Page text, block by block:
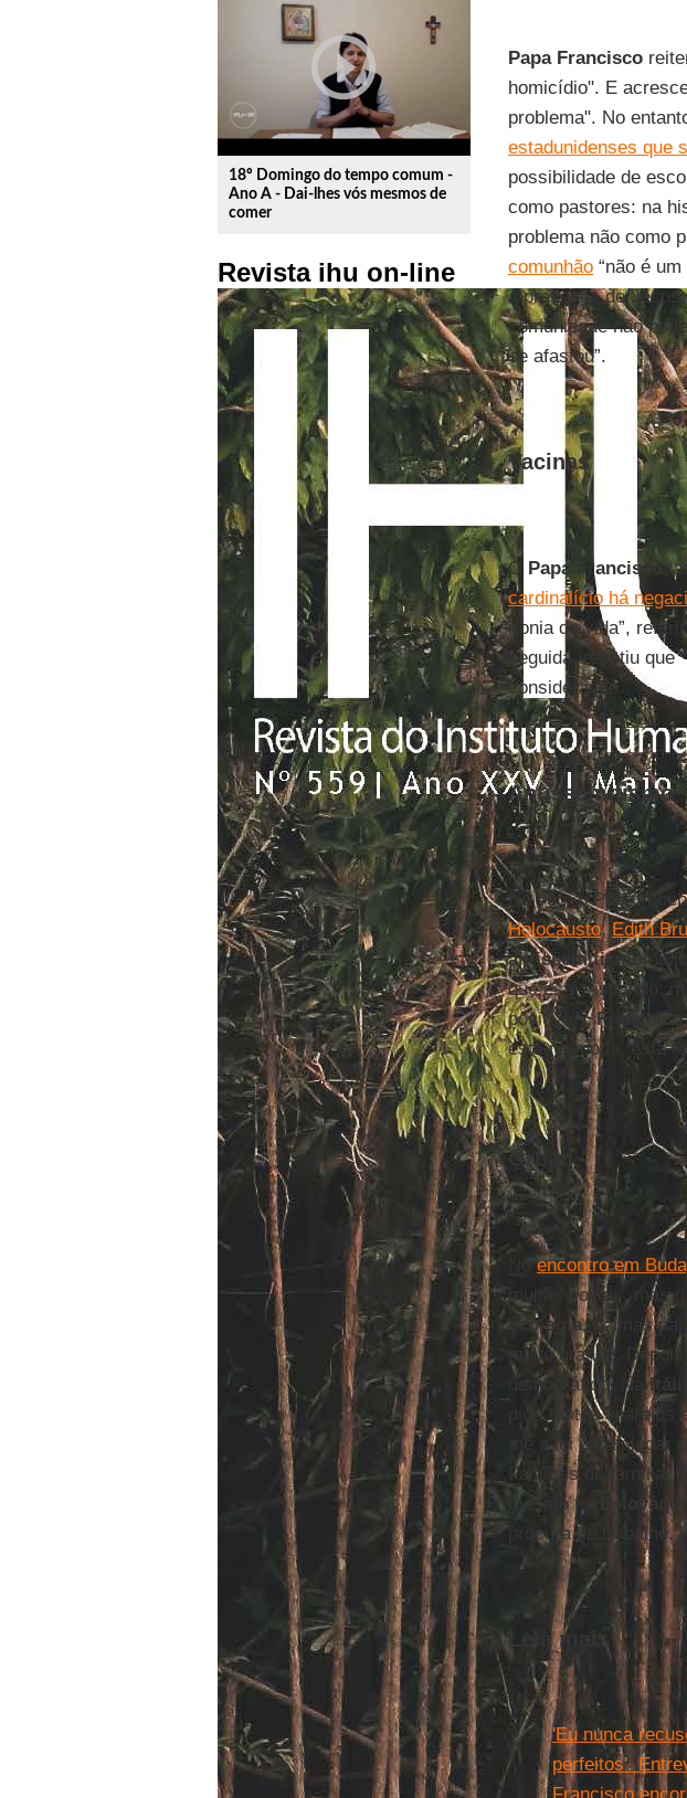
play_circle_outline
18º Domingo do tempo comum -
Ano A - Dai-lhes vós mesmos de
comer
Revista ihu on-line
Papa Francisco
homicídio". E
problema". No
estadunidenses que
possibilidade de
como pastores: na
problema não como
comunhão“não é
a presença de Jesus
comunidade não
se afastou”.
Vacinas
O Papa Francisco
cardinalício há
ironia da vida”,
seguida, repetiu que "
consideração.
Antissemitismo
No voo, o Papa
Holocausto,Edith
antissemitismo
que está visitando,
positivo”).Francisco
está na moda, está
Orbán
Noencontro em
muitas coisas, mas
ecologia, palmas
muito grande.
demográfico. NaItália
pior, tantos
me a lei para
Falamos de família,
mesmo na
Eslováquia
procura de trabalho.
Leia mais
'Eu nunca
perfeitos'.